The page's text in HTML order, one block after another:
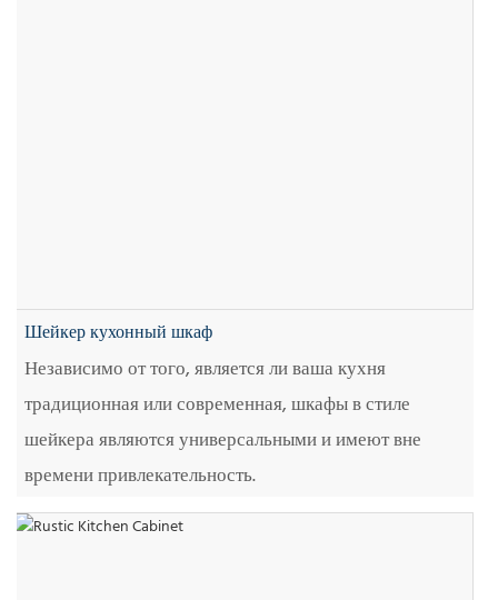
Шейкер кухонный шкаф
Независимо от того, является ли ваша кухня
традиционная или современная, шкафы в стиле
шейкера являются универсальными и имеют вне
времени привлекательность.